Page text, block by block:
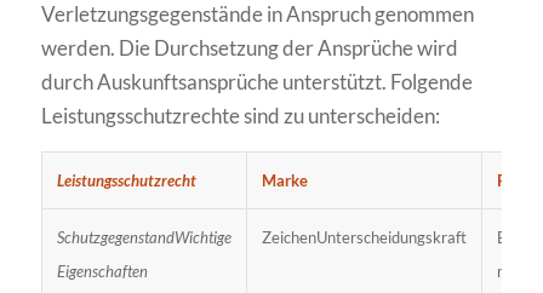
Verletzungsgegenstände in Anspruch genommen
werden. Die Durchsetzung der Ansprüche wird
durch Auskunftsansprüche unterstützt. Folgende
Leistungsschutzrechte sind zu unterscheiden:
Leistungsschutzrecht Marke Patent
SchutzgegenstandWichtige
Eigenschaften
ZeichenUnterscheidungskraft